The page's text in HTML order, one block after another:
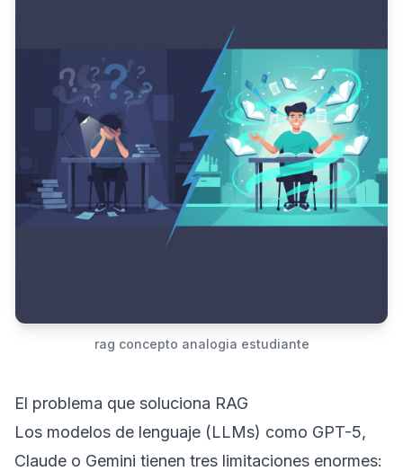
rag concepto analogia estudiante
El problema que soluciona RAG
Los modelos de lenguaje (LLMs) como GPT-5,
Claude o Gemini tienen tres limitaciones enormes: